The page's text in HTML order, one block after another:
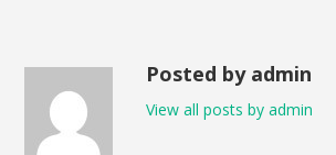
Posted by admin
View all posts by admin